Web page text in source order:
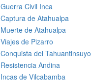
Guerra Civil Inca
Captura de Atahualpa
Muerte de Atahualpa
Viajes de Pizarro
Conquista del Tahuantinsuyo
Resistencia Andina
Incas de Vilcabamba